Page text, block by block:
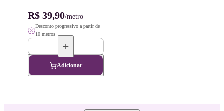
R$ 39,90/metro
Desconto progressivo a partir de
10 metros
Adicionar